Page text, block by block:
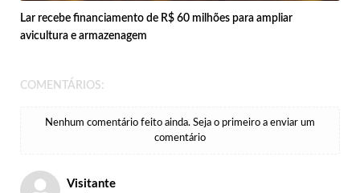
Lar recebe financiamento de R$ 60 milhões para ampliar
avicultura e armazenagem
COMENTÁRIOS:
Nenhum comentário feito ainda. Seja o primeiro a enviar um
comentário
Visitante